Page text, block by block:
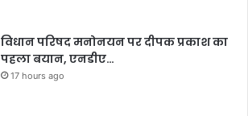
विधान परिषद मनोनयन पर दीपक प्रकाश का
पहला बयान, एनडीए…
17 hours ago